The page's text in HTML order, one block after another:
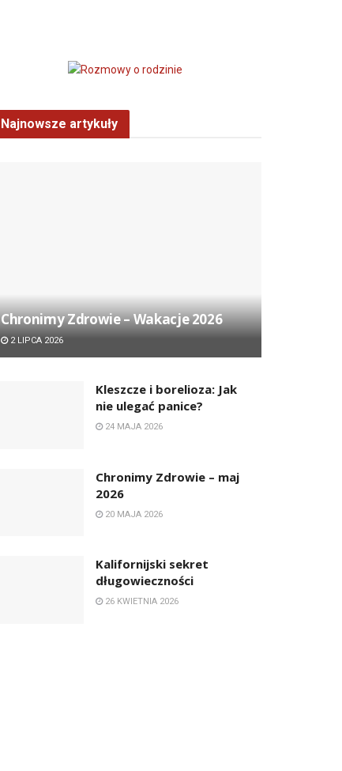
Najnowsze artykuły
Chronimy Zdrowie ­– Wakacje 2026
2 LIPCA 2026
Kleszcze i borelioza: Jak
nie ulegać panice?
24 MAJA 2026
Chronimy Zdrowie ­– maj
2026
20 MAJA 2026
Kalifornijski sekret
długowieczności
26 KWIETNIA 2026